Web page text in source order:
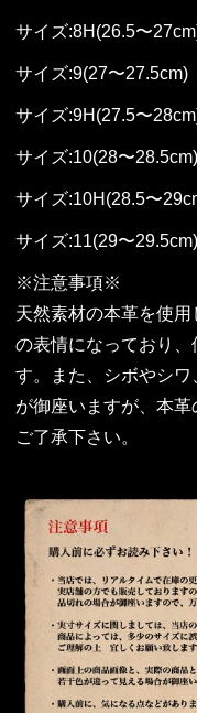
サイズ:8H(26.5〜
サイズ:9(27〜27.5cm)
サイズ:9H(27.5〜
サイズ:10(28〜28.5cm)
サイズ:10H(28.5〜
サイズ:11(29〜29.5cm)
※注意事項※
天然素材の本革を使
の表情になっており、
す。また、シボやシ
が御座いますが、本
ご了承下さい。